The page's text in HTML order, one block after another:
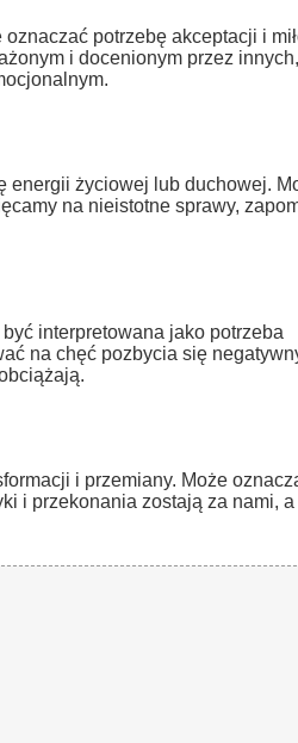
potrzebę akceptacji i
i docenionym przez
energii życiowej lub duchowej.
na nieistotne sprawy,
interpretowana jako potrzeba
na chęć pozbycia się
i przemiany. Może
i przekonania zostają za nami, a